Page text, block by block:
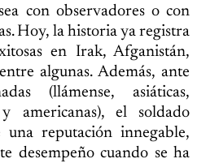
con observadores o con
Hoy, la historia ya registra
en Irak, Afganistán,
algunas. Además, ante
(llámense, asiáticas,
americanas), el soldado
una reputación innegable,
desempeño cuando se ha